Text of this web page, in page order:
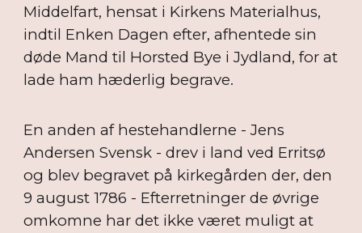
Middelfart, hensat i Kirkens Materialhus,
indtil Enken Dagen efter, afhentede sin
døde Mand til Horsted Bye i Jydland, for at
lade ham hæderlig begrave.
En anden af hestehandlerne - Jens
Andersen Svensk - drev i land ved Erritsø
og blev begravet på kirkegården der, den
9 august 1786 - Efterretninger de øvrige
omkomne har det ikke været muligt at